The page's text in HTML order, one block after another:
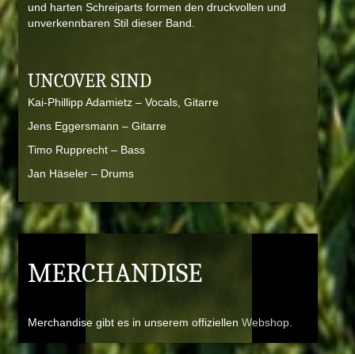
und harten Schreiparts formen den druckvollen und
unverkennbaren Stil dieser Band.
UNCOVER SIND
Kai-Phillipp Adamietz – Vocals, Gitarre
Jens Eggersmann – Gitarre
Timo Rupprecht – Bass
Jan Häseler – Drums
MERCHANDISE
Merchandise gibt es in unserem offiziellenWebshop